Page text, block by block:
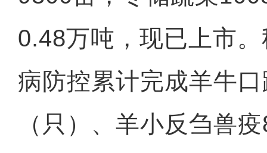
0.48万吨，现已上市
病防控累计完成羊牛
（只）、羊小反刍兽
实拍新疆库车全程机